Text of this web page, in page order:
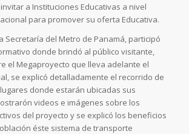
invitar a Instituciones Educativas a nivel
para promover su oferta Educativa.
Secretaría del Metro de Panamá, participó
donde brindó al público visitante,
el Megaproyecto que lleva adelante el
se explicó detalladamente el recorrido de
donde estarán ubicadas sus
videos e imágenes sobre los
del proyecto y se explicó los beneficios
éste sistema de transporte